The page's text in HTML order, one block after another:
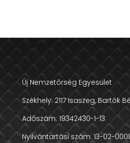
Új Nemzetőrség Egyesület
Székhely: 2117 Isaszeg, Bartók
Adószám: 19342430-1-13
Nyilvántartási szám: 13-02-